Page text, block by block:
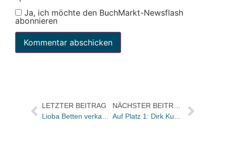
Ja, ich möchte den BuchMarkt-Newsflash
abonnieren
LETZTER BEITRAG
Lioba Betten verkauft MünchenVerlag an Belser
NÄCHSTER BEITRAG
Auf Platz 1: Dirk Kurbjuweit „Angst“